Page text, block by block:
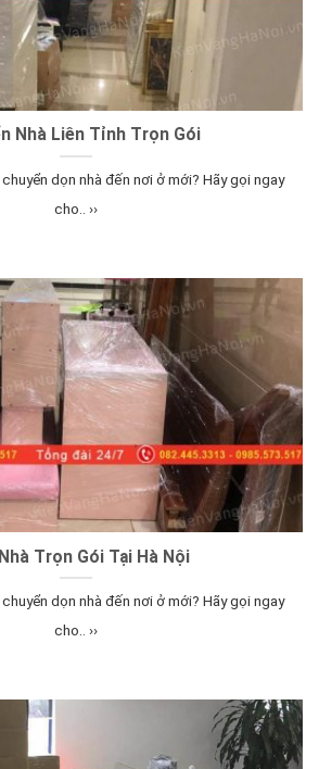
Nhà Liên Tỉnh Trọn Gói
dọn nhà đến nơi ở mới? Hãy gọi ngay
cho.. ››
Trọn Gói Tại Hà Nội
dọn nhà đến nơi ở mới? Hãy gọi ngay
cho.. ››